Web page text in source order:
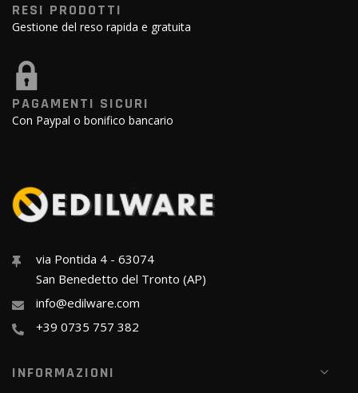
RESI PRODOTTI
Gestione del reso rapida e gratuita
PAGAMENTI SICURI
Con Paypal o bonifico bancario
via Pontida 4 - 63074
San Benedetto del Tronto (AP)
info@edilware.com
+39 0735 757 382
INFORMAZIONI